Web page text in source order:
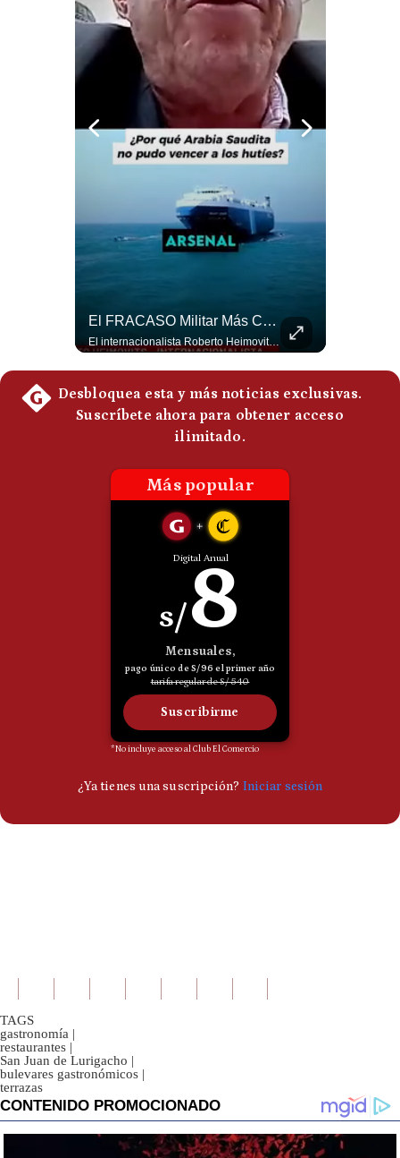
Privacidad
De
Cookies
El FRACASO Militar Más Caro De Medio Oriente | #radar24
El internacionalista Roberto Heimovits señaló que Arabia Saudita posee armamento avanzado comprado por decenas de miles de millones de dólares. Sin embargo, recuerda que combatió durante siete años contra los hutíes sin conseguir derrotarlos, pese a la enorme diferencia de poder militar. #ArabiaSaudita #Hutíes #RobertoHeimovits #Geopolítica #Guerra #NoticiasInternacionales #Shorts 👉 Suscríbete y activa la campana para no perderte nuestro análisis diario. 🌎 Síguenos en nuestras redes sociales: 📌 Web oficial: https://gestion.pe/mundo/ 📌 LinkedIn: http://bit.ly/3HYIET0 📌 X (Twitter): http://bit.ly/4noZtX9 📌 TikTok: http://bit.ly/4evB6TO
TAGS
gastronomía |
restaurantes |
San Juan de Lurigacho |
bulevares gastronómicos |
terrazas